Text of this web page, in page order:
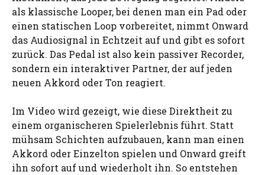
als klassische Looper, bei denen man ein Pad oder
einen statischen Loop vorbereitet, nimmt Onward
das Audiosignal in Echtzeit auf und gibt es sofort
zurück. Das Pedal ist also kein passiver Recorder,
sondern ein interaktiver Partner, der auf jeden
neuen Akkord oder Ton reagiert.
Im Video wird gezeigt, wie diese Direktheit zu
einem organischeren Spielerlebnis führt. Statt
mühsam Schichten aufzubauen, kann man einen
Akkord oder Einzelton spielen und Onward greift
ihn sofort auf und wiederholt ihn. So entstehen